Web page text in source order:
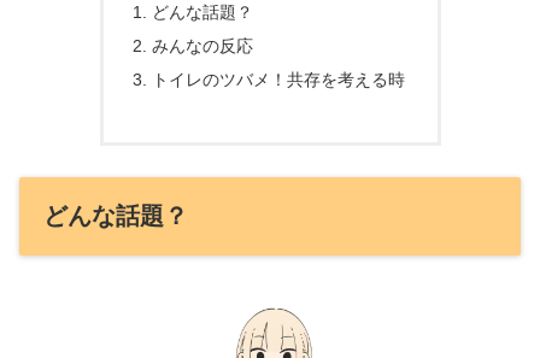
どんな話題？
みんなの反応
トイレのツバメ！共存を考える時
どんな話題？